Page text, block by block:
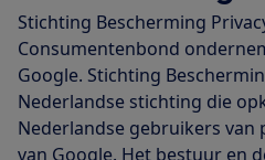
Stichting Bescherming
Consumentenbond
Google. Stichting
Nederlandse stichting die
Nederlandse gebruikers van
van Google. Het bestuur en